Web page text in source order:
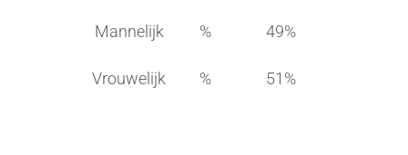
Mannelijk % 49%
Vrouwelijk % 51%